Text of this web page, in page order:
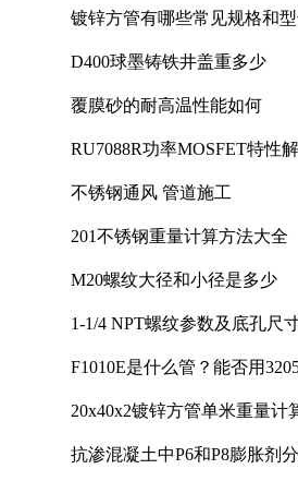
镀锌方管有哪些常见规格和
D400球墨铸铁井盖重多少
覆膜砂的耐高温性能如何
RU7088R功率MOSFET特性
不锈钢通风 管道施工
201不锈钢重量计算方法大全
M20螺纹大径和小径是多少
1-1/4 NPT螺纹参数及底孔尺
F1010E是什么管？能否用
20x40x2镀锌方管单米重量计
抗渗混凝土中P6和P8膨胀剂